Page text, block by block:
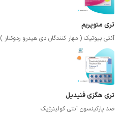
تری متوپریم
آنتی بیوتیک ( مهار کنندگان دی هیدرو ردوکتاز )
تری هگزی فنیدیل
ضد پارکینسون آنتی کولینرژیک